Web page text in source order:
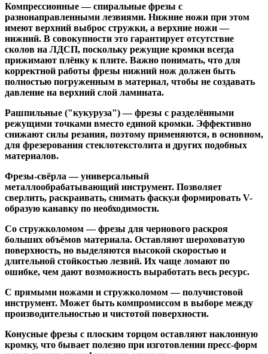
Компрессионные— спиральные фрезы с
разнонаправленными лезвиями. Нижние ножи при этом
имеют верхний выброс стружки, а верхние ножи —
нижний. В совокупности это гарантирует отсутствие
сколов на ЛДСП, поскольку режущие кромки всегда
прижимают плёнку к плите. Важно понимать, что для
корректной работы фрезы нижний нож должен быть
полностью погруженным в материал, чтобы не создавать
давление на верхний слой ламината.
Рашпильные ("кукуруза")— фрезы с разделёнными
режущими точками вместо единой кромки. Эффективно
снижают силы резания, поэтому применяются, в основном,
для фрезерования стеклотекстолита и других подобных
материалов.
Фрезы-свёрла — универсальный
металлообрабатывающий инструмент. Позволяет
сверлить, раскраивать, снимать фаску.и формировать V-
образую канавку по необходимости.
Со стружколомом— фрезы для чернового раскроя
больших объёмов материала. Оставляют шероховатую
поверхность, но выделяются высокой скоростью и
длительной стойкостью лезвий. Их чаще ломают по
ошибке, чем дают возможность выработать весь ресурс.
С прямыми ножами и стружколомом— получистовой
инструмент. Может быть компромиссом в выборе между
производительностью и чистотой поверхности.
Конусные фрезы с плоским торцом оставляют наклонную
кромку, что бывает полезно при изготовлении пресс-форм